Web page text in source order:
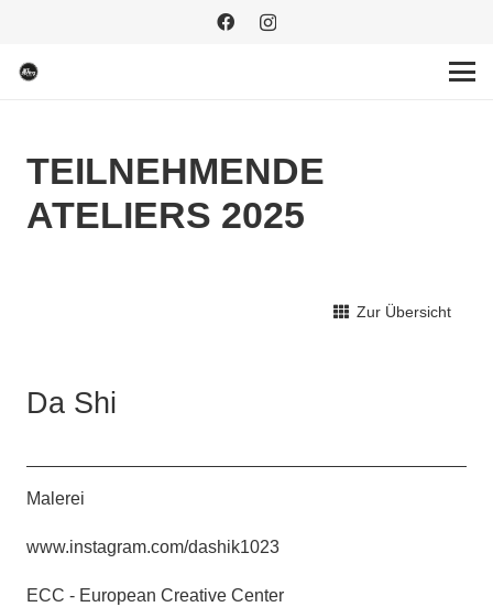
TEILNEHMENDE
ATELIERS 2025
Zur Übersicht
Da Shi
Malerei
www.instagram.com/dashik1023
ECC - European Creative Center